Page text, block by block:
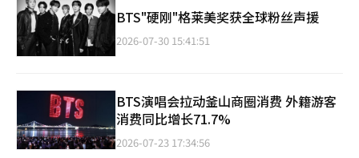
BTS"硬刚"格莱美奖获全球粉丝声援
2026-07-30 15:41:51
BTS演唱会拉动釜山商圈消费 外籍游客
消费同比增长71.7%
2026-07-23 17:34:56